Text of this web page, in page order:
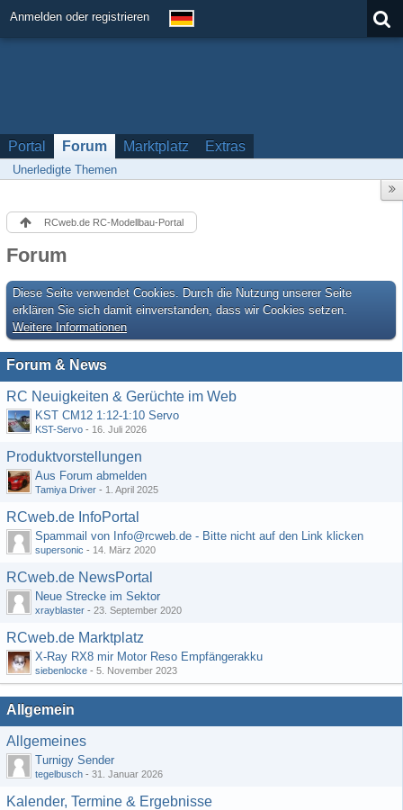
Anmelden oder registrieren
Portal Forum Marktplatz Extras
Unerledigte Themen
RCweb.de RC-Modellbau-Portal
Forum
Diese Seite verwendet Cookies. Durch die Nutzung unserer Seite
erklären Sie sich damit einverstanden, dass wir Cookies setzen.
Weitere Informationen
Forum & News
RC Neuigkeiten & Gerüchte im Web
KST CM12 1:12-1:10 Servo
KST-Servo - 16. Juli 2026
Produktvorstellungen
Aus Forum abmelden
Tamiya Driver - 1. April 2025
RCweb.de InfoPortal
Spammail von Info@rcweb.de - Bitte nicht auf den Link klicken
supersonic - 14. März 2020
RCweb.de NewsPortal
Neue Strecke im Sektor
xrayblaster - 23. September 2020
RCweb.de Marktplatz
X-Ray RX8 mir Motor Reso Empfängerakku
siebenlocke - 5. November 2023
Allgemein
Allgemeines
Turnigy Sender
tegelbusch - 31. Januar 2026
Kalender, Termine & Ergebnisse